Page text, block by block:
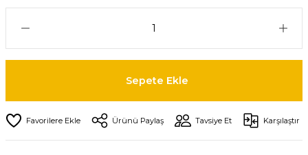
Sepete Ekle
Ürünü Paylaş Tavsiye Et Karşılaştır